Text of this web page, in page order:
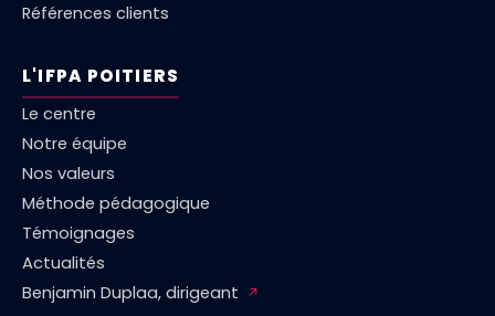
Références clients
L'IFPA POITIERS
Le centre
Notre équipe
Nos valeurs
Méthode pédagogique
Témoignages
Actualités
Benjamin Duplaa, dirigeant ↗